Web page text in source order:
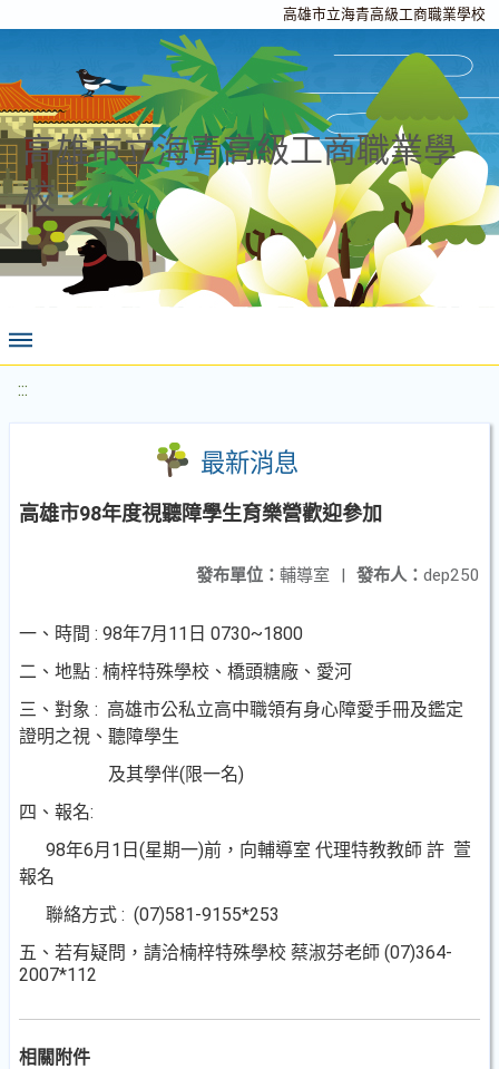
高雄市立海青高級工商職業學校
高雄市立海青高級工商職業學
校
:::
最新消息
高雄市98年度視聽障學生育樂營歡迎參加
發布人： dep250
發布單位： 輔導室 |
一、時間 : 98年7月11日 0730~1800
二、地點 : 楠梓特殊學校、橋頭糖廠、愛河
三、對象 : 高雄市公私立高中職領有身心障愛手冊及鑑定
證明之視、聽障學生
及其學伴(限一名)
四、報名:
98年6月1日(星期一)前，向輔導室 代理特教教師 許 萱
報名
聯絡方式 : (07)581-9155*253
五、若有疑問，請洽楠梓特殊學校 蔡淑芬老師 (07)364-
2007*112
相關附件